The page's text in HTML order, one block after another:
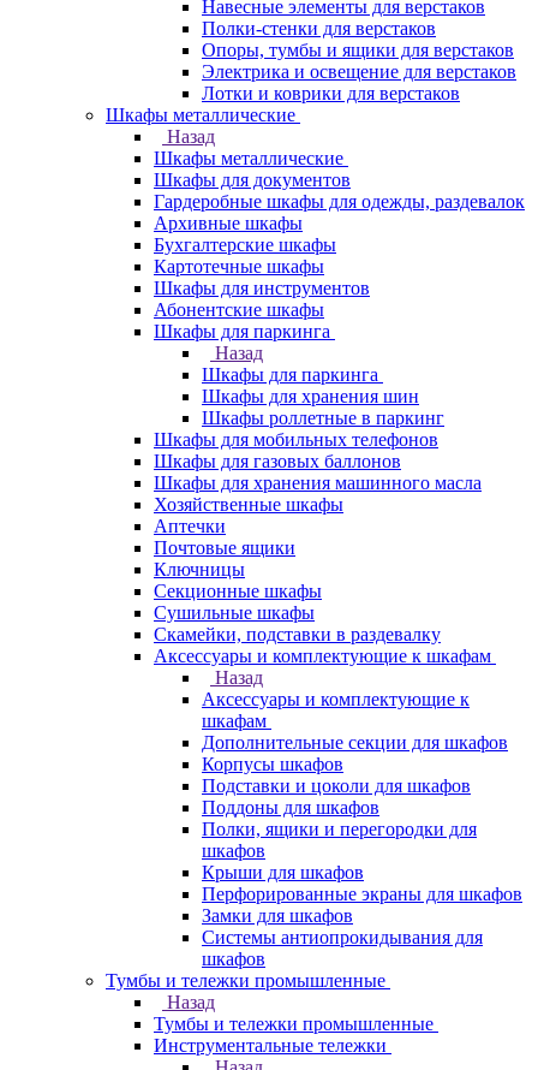
Навесные элементы для верстаков
Полки-стенки для верстаков
Опоры, тумбы и ящики для верстаков
Электрика и освещение для верстаков
Лотки и коврики для верстаков
Шкафы металлические
Назад
Шкафы металлические
Шкафы для документов
Гардеробные шкафы для одежды, раздевалок
Архивные шкафы
Бухгалтерские шкафы
Картотечные шкафы
Шкафы для инструментов
Абонентские шкафы
Шкафы для паркинга
Назад
Шкафы для паркинга
Шкафы для хранения шин
Шкафы роллетные в паркинг
Шкафы для мобильных телефонов
Шкафы для газовых баллонов
Шкафы для хранения машинного масла
Хозяйственные шкафы
Аптечки
Почтовые ящики
Ключницы
Секционные шкафы
Сушильные шкафы
Скамейки, подставки в раздевалку
Аксессуары и комплектующие к шкафам
Назад
Аксессуары и комплектующие к
шкафам
Дополнительные секции для шкафов
Корпусы шкафов
Подставки и цоколи для шкафов
Поддоны для шкафов
Полки, ящики и перегородки для
шкафов
Крыши для шкафов
Перфорированные экраны для шкафов
Замки для шкафов
Системы антиопрокидывания для
шкафов
Тумбы и тележки промышленные
Назад
Тумбы и тележки промышленные
Инструментальные тележки